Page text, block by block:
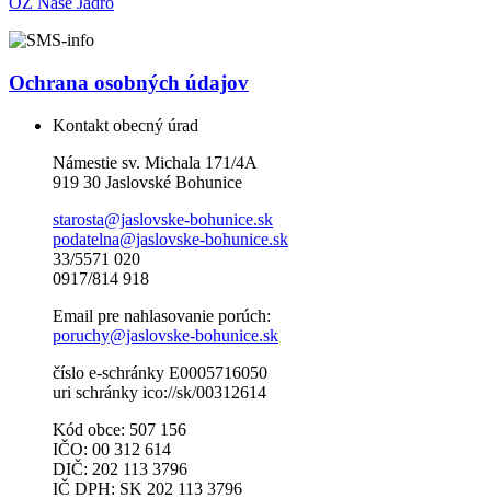
Ochrana osobných údajov
Kontakt obecný úrad
Námestie sv. Michala 171/4A
919 30 Jaslovské Bohunice
starosta@jaslovske-bohunice.sk
podatelna@jaslovske-bohunice.sk
33/5571 020
0917/814 918
Email pre nahlasovanie porúch:
poruchy@jaslovske-bohunice.sk
číslo e-schránky E0005716050
uri schránky ico://sk/00312614
Kód obce: 507 156
IČO: 00 312 614
DIČ: 202 113 3796
IČ DPH: SK 202 113 3796